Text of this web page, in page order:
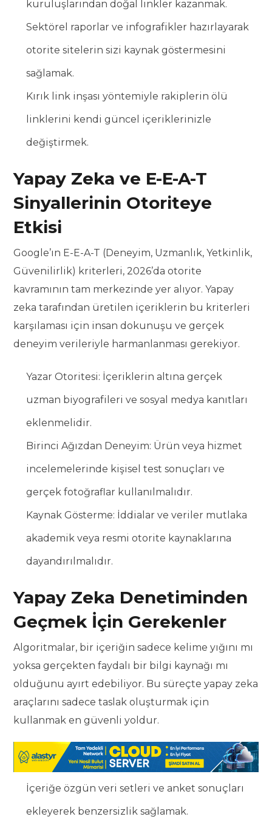
kuruluşlarından doğal linkler kazanmak.
Sektörel raporlar ve infografikler hazırlayarak
otorite sitelerin sizi kaynak göstermesini
sağlamak.
Kırık link inşası yöntemiyle rakiplerin ölü
linklerini kendi güncel içeriklerinizle
değiştirmek.
Yapay Zeka ve E-E-A-T
Sinyallerinin Otoriteye
Etkisi
Google’ın E-E-A-T (Deneyim, Uzmanlık, Yetkinlik,
Güvenilirlik) kriterleri, 2026’da otorite
kavramının tam merkezinde yer alıyor. Yapay
zeka tarafından üretilen içeriklerin bu kriterleri
karşılaması için insan dokunuşu ve gerçek
deneyim verileriyle harmanlanması gerekiyor.
Yazar Otoritesi: İçeriklerin altına gerçek
uzman biyografileri ve sosyal medya kanıtları
eklenmelidir.
Birinci Ağızdan Deneyim: Ürün veya hizmet
incelemelerinde kişisel test sonuçları ve
gerçek fotoğraflar kullanılmalıdır.
Kaynak Gösterme: İddialar ve veriler mutlaka
akademik veya resmi otorite kaynaklarına
dayandırılmalıdır.
Yapay Zeka Denetiminden
Geçmek İçin Gerekenler
Algoritmalar, bir içeriğin sadece kelime yığını mı
yoksa gerçekten faydalı bir bilgi kaynağı mı
olduğunu ayırt edebiliyor. Bu süreçte yapay zeka
araçlarını sadece taslak oluşturmak için
kullanmak en güvenli yoldur.
İçeriğe özgün veri setleri ve anket sonuçları
ekleyerek benzersizlik sağlamak.